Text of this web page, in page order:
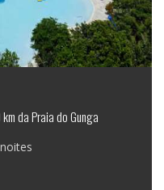
da Praia do Gunga